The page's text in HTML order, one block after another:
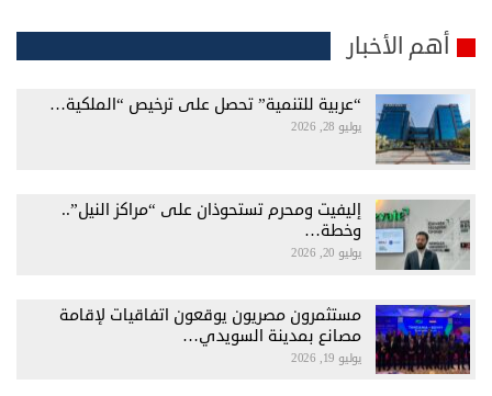
أهم الأخبار
“عربية للتنمية” تحصل على ترخيص “الملكية…
يوليو 28, 2026
إليفيت ومحرم تستحوذان على “مراكز النيل”..
وخطة…
يوليو 20, 2026
مستثمرون مصريون يوقعون اتفاقيات لإقامة
مصانع بمدينة السويدي…
يوليو 19, 2026